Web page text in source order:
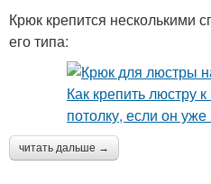
Крюк крепится несколькими
его типа:
читать дальше →